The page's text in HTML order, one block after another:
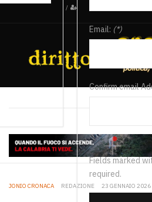
/
Email: (*)
Confirm email
Fields marked
required.
JONIO CRONACA REDAZIONE 23 GENNAIO 2026